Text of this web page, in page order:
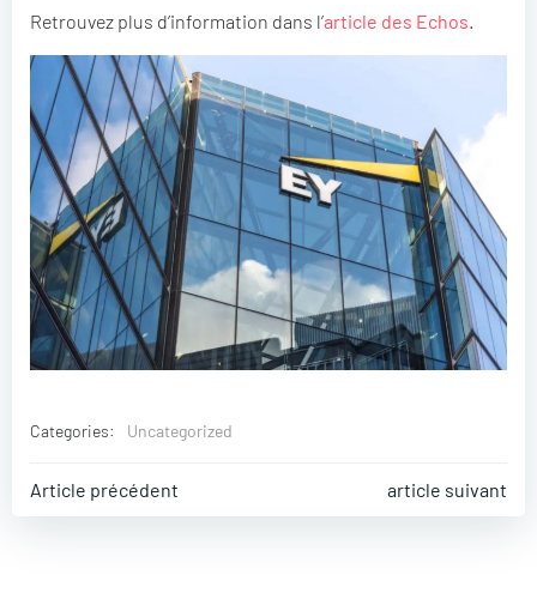
Retrouvez plus d’information dans l’article des Echos.
Categories: Uncategorized
Post
Article précédent
Postarticle suivant